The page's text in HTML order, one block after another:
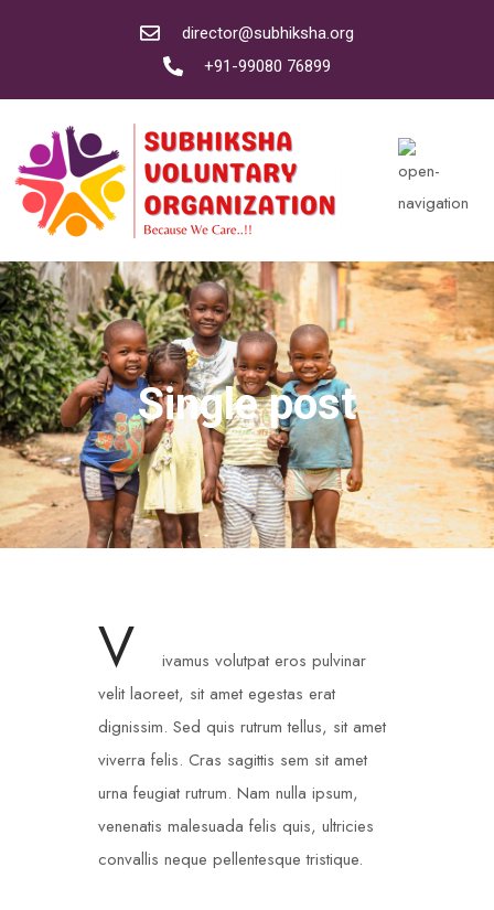
director@subhiksha.org
+91-99080 76899
Single post
V
ivamus volutpat eros pulvinar
velit laoreet, sit amet egestas erat
dignissim. Sed quis rutrum tellus, sit amet
viverra felis. Cras sagittis sem sit amet
urna feugiat rutrum. Nam nulla ipsum,
venenatis malesuada felis quis, ultricies
convallis neque pellentesque tristique.